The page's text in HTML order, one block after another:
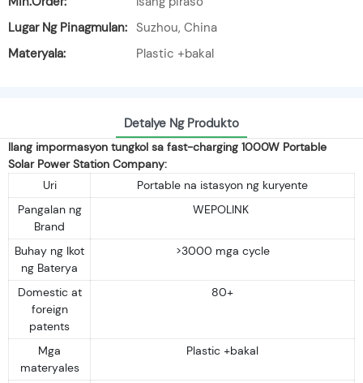
Lugar Ng Pinagmulan: Suzhou, China
Materyala:
Plastic +bakal
Detalye Ng Produkto
Ilang impormasyon tungkol sa fast-charging 1000W Portable
Solar Power Station Company:
Uri
Portable na istasyon ng kuryente
Pangalan ng
Brand
WEPOLINK
Buhay ng Ikot
ng Baterya
>3000 mga cycle
Domestic at
foreign
patents
80+
Mga
materyales
Plastic +bakal